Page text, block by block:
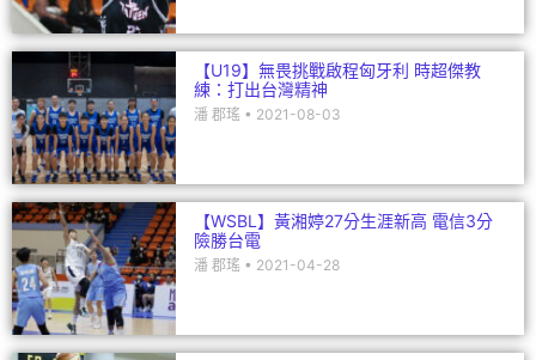
【U19】無畏挑戰啟程匈牙利 時超傑教
練：打出台灣精神
潘 郡瑤 2021-08-03
【WSBL】黃湘婷27分生涯新高 電信3分
險勝台電
潘 郡瑤 2021-04-28